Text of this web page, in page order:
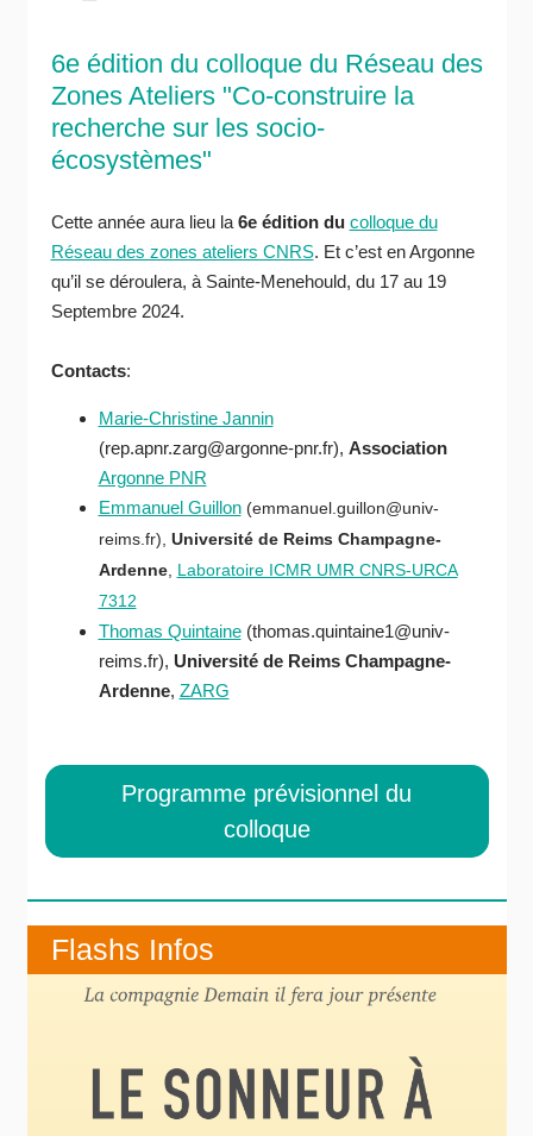
6e édition du colloque du Réseau des
Zones Ateliers "Co-construire la
recherche sur les socio-
écosystèmes"
Cette année aura lieu la 6e édition du colloque du
Réseau des zones ateliers CNRS. Et c’est en Argonne
qu’il se déroulera, à Sainte-Menehould, du 17 au 19
Septembre 2024.
Contacts:
Marie-Christine Jannin
(rep.apnr.zarg@argonne-pnr.fr), Association
Argonne PNR
Emmanuel Guillon (emmanuel.guillon@univ-
reims.fr), Université de Reims Champagne-
Ardenne, Laboratoire ICMR UMR CNRS-URCA
7312
Thomas Quintaine(thomas.quintaine1@univ-
reims.fr), Université de Reims Champagne-
Ardenne, ZARG
Programme prévisionnel du
colloque
Flashs Infos